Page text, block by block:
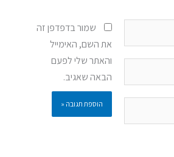
שמור בדפדפן זה
את השם, האימייל
והאתר שלי לפעם
הבאה שאגיב.